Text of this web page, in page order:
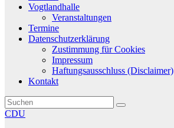
Vogtlandhalle
Veranstaltungen
Termine
Datenschutzerklärung
Zustimmung für Cookies
Impressum
Haftungsausschluss (Disclaimer)
Kontakt
CDU